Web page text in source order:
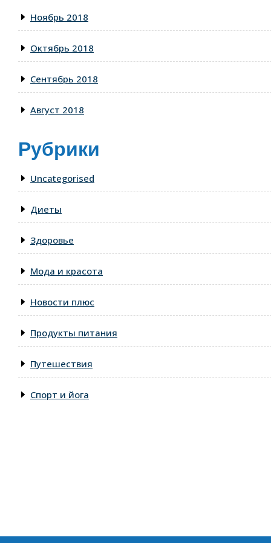
Ноябрь 2018
Октябрь 2018
Сентябрь 2018
Август 2018
Рубрики
Uncategorised
Диеты
Здоровье
Мода и красота
Новости плюс
Продукты питания
Путешествия
Спорт и йога